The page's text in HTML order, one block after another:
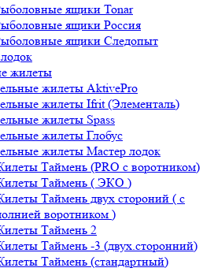
ящики Tonar
ящики Россия
ящики Следопыт
жилеты
жилеты AktivePro
жилеты Ifrit (Элементаль)
жилеты Spass
жилеты Глобус
жилеты Мастер лодок
Таймень (PRO c воротником)
Таймень ( ЭКО )
Таймень двух стороний ( с
воротником )
Таймень 2
Таймень -3 (двух.сторонний)
Таймень (стандартный)